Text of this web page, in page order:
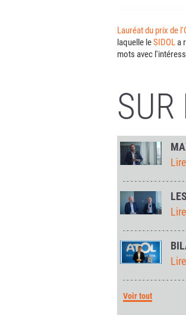
Lauréat du prix de
laquelle leSIDOLa
mots avec
Voir tout